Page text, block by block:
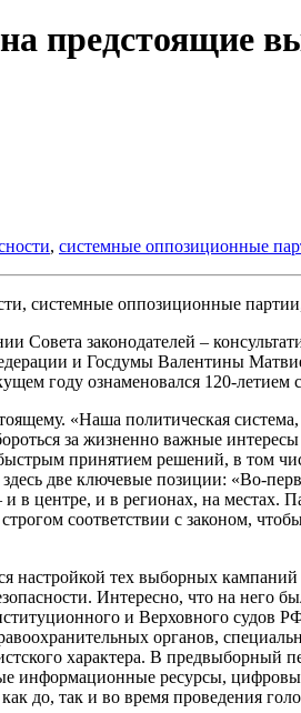
предстоящие
, системные оппозиционные
законодателей –
и Госдумы Валентины
году ознаменовался 120-
«Наша политическая
за жизненно важные
принятием решений, в том
две ключевые позиции: «Во-
центре, и в регионах, на местах.
соответствии с законом,
тех выборных
Интересно, что на него
и Верховного
органов,
характера. В предвыборный
информационные ресурсы,
до, так и во время проведения